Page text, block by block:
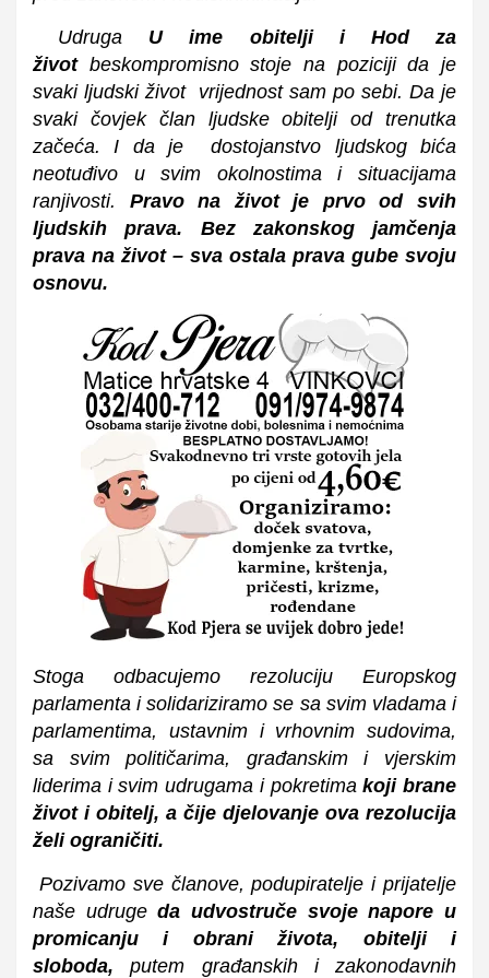
Udruga U ime obitelji i Hod za
životbeskompromisno stoje na poziciji da je
svaki ljudski život vrijednost sam po sebi. Da je
svaki čovjek član ljudske obitelji od trenutka
začeća. I da je dostojanstvo ljudskog bića
neotuđivo u svim okolnostima i situacijama
ranjivosti. Pravo na život je prvo od svih
ljudskih prava. Bez zakonskog jamčenja
prava na život – sva ostala prava gube svoju
osnovu.
Stoga odbacujemo rezoluciju Europskog
parlamenta i solidariziramo se sa svim vladama i
parlamentima, ustavnim i vrhovnim sudovima,
sa svim političarima, građanskim i vjerskim
liderima i svim udrugama i pokretimakoji brane
život i obitelj, a čije djelovanje ova rezolucija
želi ograničiti.
Pozivamo sve članove, podupiratelje i prijatelje
naše udrugeda udvostruče svoje napore u
promicanju i obrani života, obitelji i
sloboda, putem građanskih i zakonodavnih